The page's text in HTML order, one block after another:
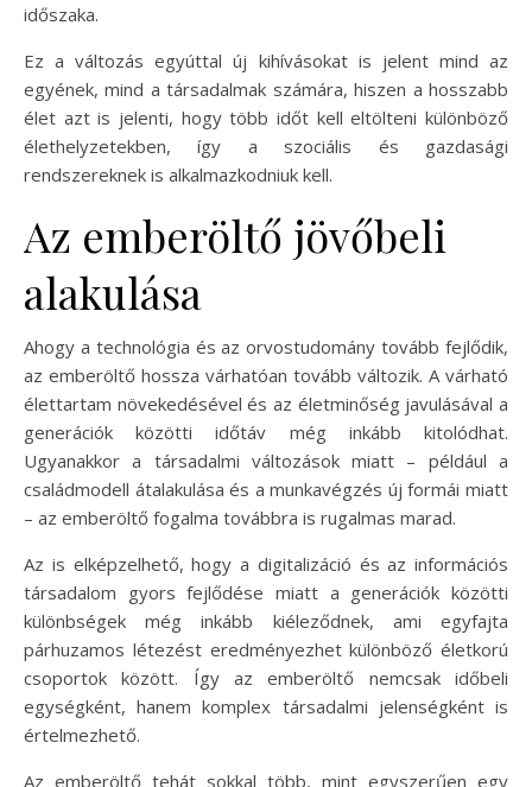
időszaka.
Ez a változás egyúttal új kihívásokat is jelent mind az
egyének, mind a társadalmak számára, hiszen a hosszabb
élet azt is jelenti, hogy több időt kell eltölteni különböző
élethelyzetekben, így a szociális és gazdasági
rendszereknek is alkalmazkodniuk kell.
Az emberöltő jövőbeli
alakulása
Ahogy a technológia és az orvostudomány tovább fejlődik,
az emberöltő hossza várhatóan tovább változik. A várható
élettartam növekedésével és az életminőség javulásával a
generációk közötti időtáv még inkább kitolódhat.
Ugyanakkor a társadalmi változások miatt – például a
családmodell átalakulása és a munkavégzés új formái miatt
– az emberöltő fogalma továbbra is rugalmas marad.
Az is elképzelhető, hogy a digitalizáció és az információs
társadalom gyors fejlődése miatt a generációk közötti
különbségek még inkább kiéleződnek, ami egyfajta
párhuzamos létezést eredményezhet különböző életkorú
csoportok között. Így az emberöltő nemcsak időbeli
egységként, hanem komplex társadalmi jelenségként is
értelmezhető.
Az emberöltő tehát sokkal több, mint egyszerűen egy